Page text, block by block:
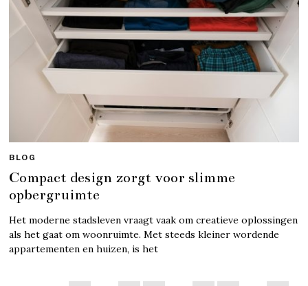
BLOG
Compact design zorgt voor slimme
opbergruimte
Het moderne stadsleven vraagt vaak om creatieve oplossingen
als het gaat om woonruimte. Met steeds kleiner wordende
appartementen en huizen, is het